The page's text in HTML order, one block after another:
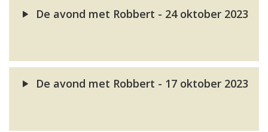
De avond met Robbert - 24 oktober 2023
De avond met Robbert - 17 oktober 2023